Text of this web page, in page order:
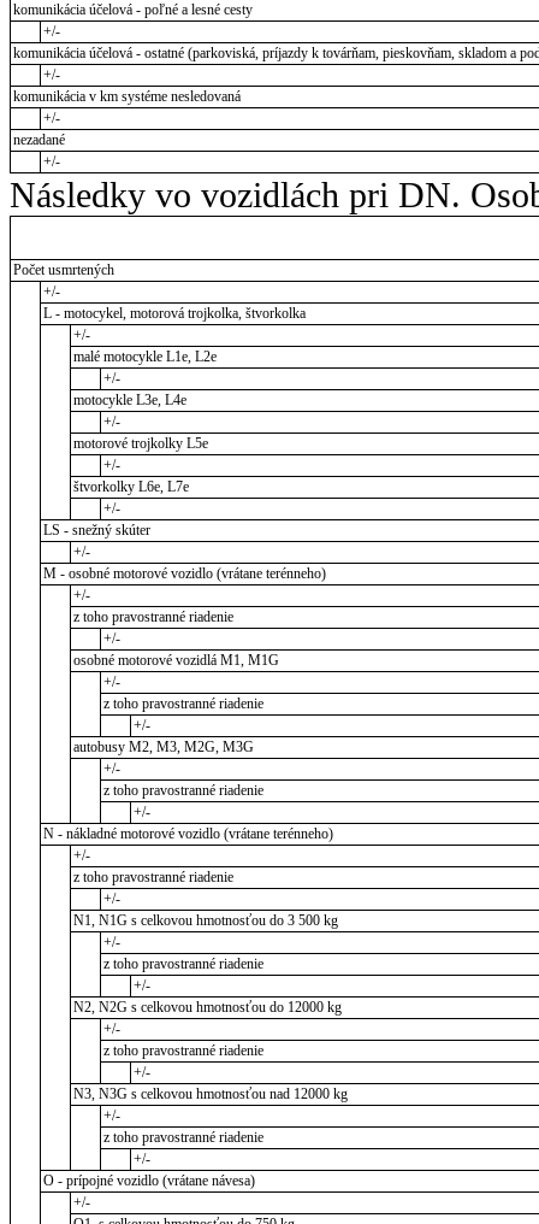
komunikácia účelová - poľné a lesné cesty
+/-
komunikácia účelová - ostatné (parkoviská, príjazdy k továrňam, pieskovňam, skladom a
+/-
komunikácia v km systéme nesledovaná
+/-
nezadané
+/-
Následky vo vozidlách pri DN.
Počet usmrtených
+/-
L - motocykel, motorová trojkolka, štvorkolka
+/-
malé motocykle L1e, L2e
+/-
motocykle L3e, L4e
+/-
motorové trojkolky L5e
+/-
štvorkolky L6e, L7e
+/-
LS - snežný skúter
+/-
M - osobné motorové vozidlo (vrátane terénneho)
+/-
z toho pravostranné riadenie
+/-
osobné motorové vozidlá M1, M1G
+/-
z toho pravostranné riadenie
+/-
autobusy M2, M3, M2G, M3G
+/-
z toho pravostranné riadenie
+/-
N - nákladné motorové vozidlo (vrátane terénneho)
+/-
z toho pravostranné riadenie
+/-
N1, N1G s celkovou hmotnosťou do 3 500 kg
+/-
z toho pravostranné riadenie
+/-
N2, N2G s celkovou hmotnosťou do 12000 kg
+/-
z toho pravostranné riadenie
+/-
N3, N3G s celkovou hmotnosťou nad 12000 kg
+/-
z toho pravostranné riadenie
+/-
O - prípojné vozidlo (vrátane návesa)
+/-